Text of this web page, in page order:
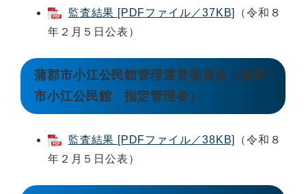
監査結果 [PDFファイル／37KB]
（令和８
年２月５日公表）
蒲郡市小江公民館管理運営委員会（蒲郡
市小江公民館 指定管理者）
監査結果 [PDFファイル／38KB]
（令和８
年２月５日公表）